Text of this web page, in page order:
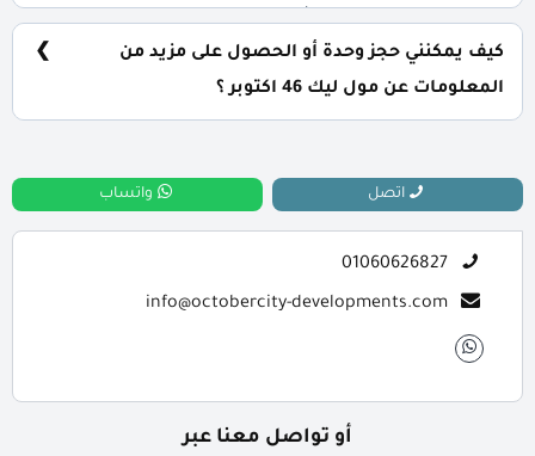
كيف يمكنني حجز وحدة أو الحصول على مزيد من
المعلومات عن مول ليك 46 اكتوبر ؟
اتصل واتساب
01060626827
info@octobercity-developments.com
أو تواصل معنا عبر